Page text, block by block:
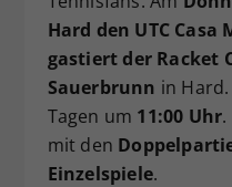
Hard den UTC Casa
gastiert der Racket
Sauerbrunn in
Tagen um 11:00 Uhr
mit den
Einzelspiele.
Zweck
Dieser
zufällig